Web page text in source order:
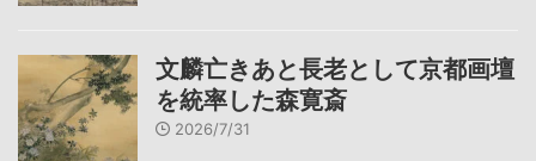
文麟亡きあと長老として京都画壇
を統率した森寛斎
2026/7/31